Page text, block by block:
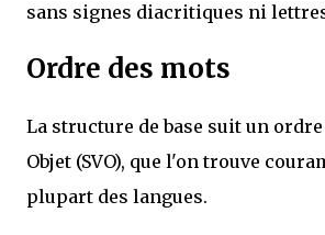
sans signes diacritiques ni
Ordre des mots
La structure de base suit un ordre
Objet (SVO), que l'on trouve
plupart des langues.